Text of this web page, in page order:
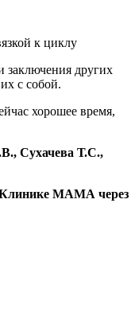
к циклу
заключения других
с собой.
хорошее время,
Сухачева Т.С.,
Клинике МАМА через